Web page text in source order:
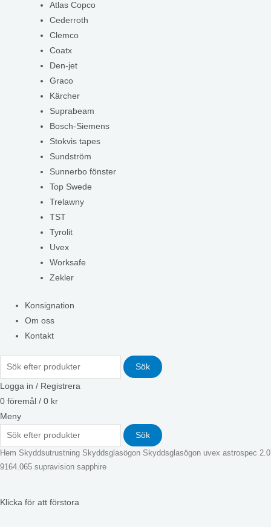
Atlas Copco
Cederroth
Clemco
Coatx
Den-jet
Graco
Kärcher
Suprabeam
Bosch-Siemens
Stokvis tapes
Sundström
Sunnerbo fönster
Top Swede
Trelawny
TST
Tyrolit
Uvex
Worksafe
Zekler
Konsignation
Om oss
Kontakt
Sök
Logga in / Registrera
0 föremål / 0 kr
Meny
Sök
Hem Skyddsutrustning Skyddsglasögon Skyddsglasögon uvex astrospec 2.0
9164.065 supravision sapphire
Klicka för att förstora